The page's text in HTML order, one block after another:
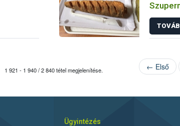
1 921 - 1 940 / 2 840 tétel megjelenítése. ← Első
Ügyintézés